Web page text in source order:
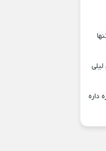
داره